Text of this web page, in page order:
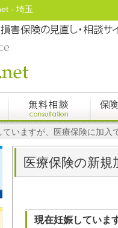
- 埼玉
いますが、医療保険に加入
医療保険の新規
現在妊娠していま